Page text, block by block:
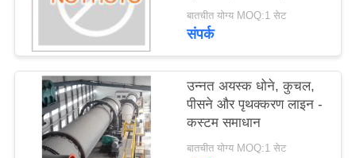
साइटमैप
गोपनीयता
बातचीत योग्य MOQ:1 सेट
संपर्क
उन्नत अयस्क धोने, कुचल,
पीसने और पृथक्करण लाइन -
कस्टम समाधान
बातचीत योग्य MOQ:1 सेट